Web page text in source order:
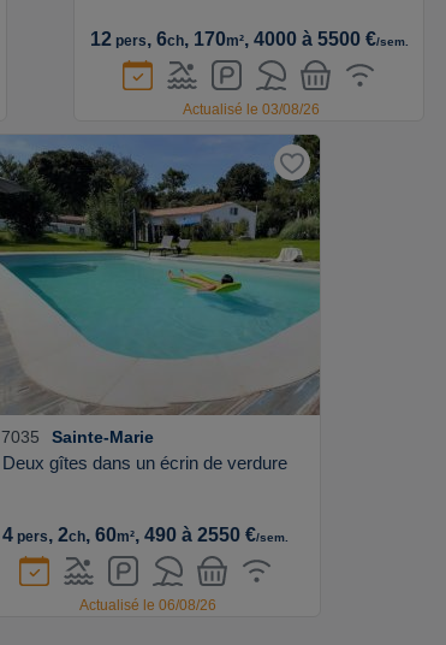
12pers, 6ch, 170m², 4000 à 5500 €/sem.
Actualisé le 03/08/26
7035 Sainte-Marie
Deux gîtes dans un écrin de verdure
4pers, 2ch, 60m², 490 à 2550 €/sem.
Actualisé le 06/08/26